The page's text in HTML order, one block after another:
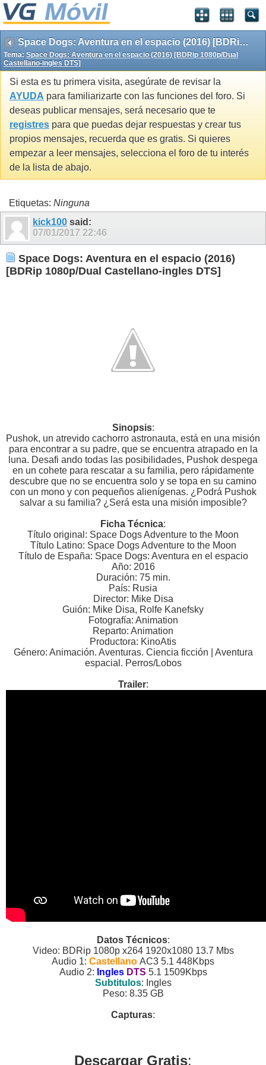
Space Dogs: Aventura en el espacio (2016) [BDRip 1080p/Dual Castellano-ingles DTS]
Tema: Space Dogs: Aventura en el espacio (2016) [BDRip 1080p/Dual
Castellano-ingles DTS]
Si esta es tu primera visita, asegúrate de revisar la
AYUDA para familiarizarte con las funciones del foro. Si
deseas publicar mensajes, será necesario que te
registres para que puedas dejar respuestas y crear tus
propios mensajes, recuerda que es gratis. Si quieres
empezar a leer mensajes, selecciona el foro de tu interés
de la lista de abajo.
Etiquetas: Ninguna
kick100 said:
07/01/2017 22:46
Space Dogs: Aventura en el espacio (2016)
[BDRip 1080p/Dual Castellano-ingles DTS]
Sinopsis:
Pushok, un atrevido cachorro astronauta, está en una misión
para encontrar a su padre, que se encuentra atrapado en la
luna. Desafi ando todas las posibilidades, Pushok despega
en un cohete para rescatar a su familia, pero rápidamente
descubre que no se encuentra solo y se topa en su camino
con un mono y con pequeños alienígenas. ¿Podrá Pushok
salvar a su familia? ¿Será esta una misión imposible?
Ficha Técnica:
Título original: Space Dogs Adventure to the Moon
Título Latino: Space Dogs Adventure to the Moon
Título de España: Space Dogs: Aventura en el espacio
Año: 2016
Duración: 75 min.
País: Rusia
Director: Mike Disa
Guión: Mike Disa, Rolfe Kanefsky
Fotografía: Animation
Reparto: Animation
Productora: KinoAtis
Género: Animación. Aventuras. Ciencia ficción | Aventura
espacial. Perros/Lobos
Trailer:
Datos Técnicos:
Video: BDRip 1080p x264 1920x1080 13.7 Mbs
Audio 1: Castellano AC3 5.1 448Kbps
Audio 2: Ingles DTS 5.1 1509Kbps
Subtitulos: Ingles
Peso: 8.35 GB
Capturas:
Descargar Gratis: